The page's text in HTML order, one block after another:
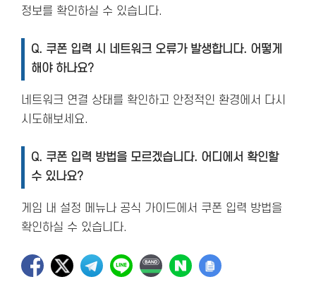
정보를 확인하실 수 있습니다.
Q. 쿠폰 입력 시 네트워크 오류가 발생합니다. 어떻게
해야 하나요?
네트워크 연결 상태를 확인하고 안정적인 환경에서 다시
시도해보세요.
Q. 쿠폰 입력 방법을 모르겠습니다. 어디에서 확인할
수 있나요?
게임 내 설정 메뉴나 공식 가이드에서 쿠폰 입력 방법을
확인하실 수 있습니다.